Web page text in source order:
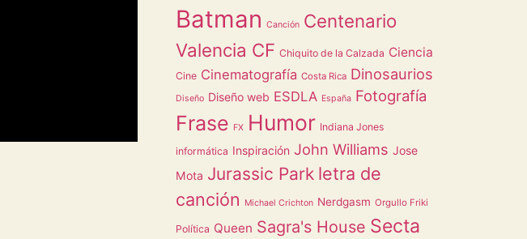
Batman Canción Centenario
Valencia CF Chiquito de la Calzada Ciencia
Cine Cinematografía Costa Rica Dinosaurios
Diseño Diseño web ESDLA España Fotografía
Frase FX Humor Indiana Jones
informática Inspiración John Williams Jose
Mota Jurassic Park letra de
canción
Michael Crichton Nerdgasm Orgullo Friki
Política Queen Sagra's House Secta